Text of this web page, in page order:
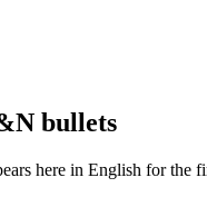
bullets
here in English for the